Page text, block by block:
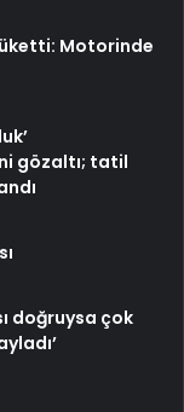
Motorinde
gözaltı; tatil
doğruysa çok